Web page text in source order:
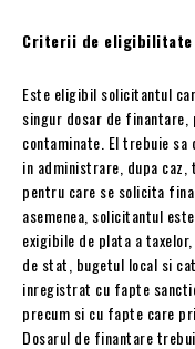
Criterii de eligibilitate
Este eligibil solicitantul
singur dosar de
contaminate. El trebuie
in administrare, dupa
pentru care se solicita
asemenea, solicitantul
exigibile de plata a
de stat, bugetul local si
inregistrat cu fapte
precum si cu fapte care
Dosarul de finantare